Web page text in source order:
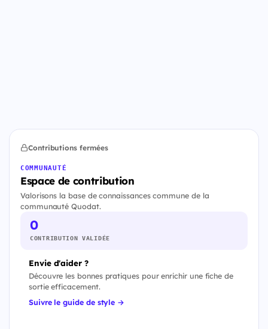
Contributions fermées
COMMUNAUTÉ
Espace de contribution
Valorisons la base de connaissances commune de la
communauté Quodat.
0
CONTRIBUTION VALIDÉE
Envie d'aider ?
Découvre les bonnes pratiques pour enrichir une fiche de
sortie efficacement.
Suivre le guide de style →